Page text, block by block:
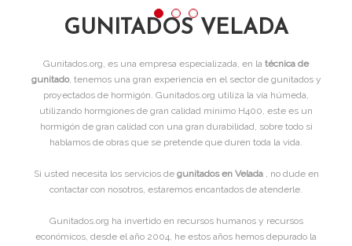
GUNITADOS VELADA
Gunitados.org, es una empresa especializada, en la técnica de
gunitado, tenemos una gran experiencia en el sector de gunitados y
proyectados de hormigón. Gunitados.org utiliza la vía húmeda,
utilizando hormgiones de gran calidad mínimo H400, este es un
hormigón de gran calidad con una gran durabilidad, sobre todo si
hablamos de obras que se pretende que duren toda la vida.
Si usted necesita los servicios de gunitados en Velada , no dude en
contactar con nosotros, estaremos encantados de atenderle.
Gunitados.org ha invertido en recursos humanos y recursos
económicos, desde el año 2004, he estos años hemos depurado la